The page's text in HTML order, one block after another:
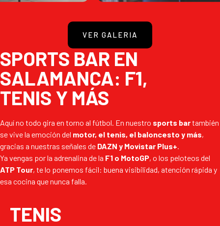
VER GALERIA
SPORTS BAR EN
SALAMANCA: F1,
TENIS Y MÁS
Aquí no todo gira en torno al fútbol. En nuestro sports bartambién
se vive la emoción del motor, el tenis, el baloncesto y más,
gracias a nuestras señales de DAZN y Movistar Plus+
Ya vengas por la adrenalina de la F1 o MotoGP, o los peloteos del
ATP Tour, te lo ponemos fácil: buena visibilidad, atención rápida y
esa cocina que nunca falla.
TENIS